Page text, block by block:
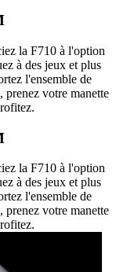
la F710 à l'option
à des jeux et plus
l'ensemble de
prenez votre manette
la F710 à l'option
à des jeux et plus
l'ensemble de
prenez votre manette